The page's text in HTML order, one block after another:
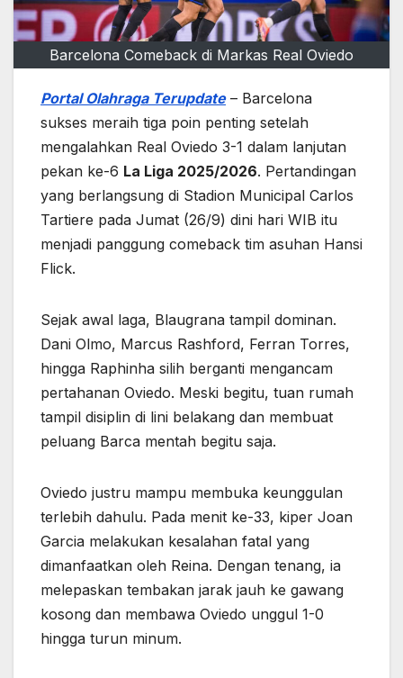
Barcelona Comeback di Markas Real Oviedo
Portal Olahraga Terupdate– Barcelona
sukses meraih tiga poin penting setelah
mengalahkan Real Oviedo 3-1 dalam lanjutan
pekan ke-6 La Liga 2025/2026. Pertandingan
yang berlangsung di Stadion Municipal Carlos
Tartiere pada Jumat (26/9) dini hari WIB itu
menjadi panggung comeback tim asuhan Hansi
Flick.
Sejak awal laga, Blaugrana tampil dominan.
Dani Olmo, Marcus Rashford, Ferran Torres,
hingga Raphinha silih berganti mengancam
pertahanan Oviedo. Meski begitu, tuan rumah
tampil disiplin di lini belakang dan membuat
peluang Barca mentah begitu saja.
Oviedo justru mampu membuka keunggulan
terlebih dahulu. Pada menit ke-33, kiper Joan
Garcia melakukan kesalahan fatal yang
dimanfaatkan oleh Reina. Dengan tenang, ia
melepaskan tembakan jarak jauh ke gawang
kosong dan membawa Oviedo unggul 1-0
hingga turun minum.